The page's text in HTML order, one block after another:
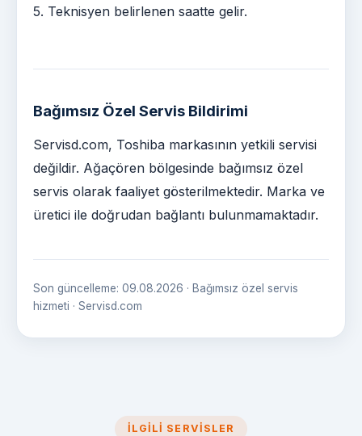
5. Teknisyen belirlenen saatte gelir.
Bağımsız Özel Servis Bildirimi
Servisd.com, Toshiba markasının yetkili servisi
değildir. Ağaçören bölgesinde bağımsız özel
servis olarak faaliyet gösterilmektedir. Marka ve
üretici ile doğrudan bağlantı bulunmamaktadır.
Son güncelleme: 09.08.2026 · Bağımsız özel servis
hizmeti · Servisd.com
İLGILI SERVISLER